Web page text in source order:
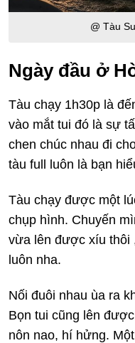
@ Tàu
Ngày đầu ở
Tàu chạy 1h30p là
vào mắt tui đó là sự
chen chúc nhau đi
tàu full luôn là bạn
Tàu chạy được một
chụp hình. Chuyến
vừa lên được xíu thôi
luôn nha.
Nối đuôi nhau ùa ra
Bọn tui cũng lên
nôn nao, hí hửng.